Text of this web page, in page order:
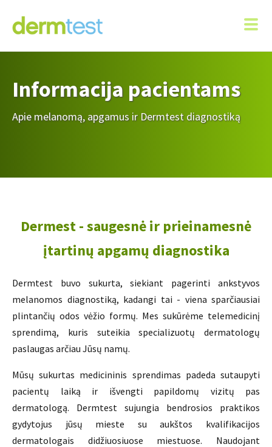
Informacija pacientams
Apie melanomą, apgamus ir Dermtest diagnostiką
Dermest - saugesnė ir prieinamesnė
įtartinų apgamų diagnostika
Dermtest buvo sukurta, siekiant pagerinti ankstyvos
melanomos diagnostiką, kadangi tai - viena sparčiausiai
plintančių odos vėžio formų. Mes sukūrėme telemedicinį
sprendimą, kuris suteikia specializuotų dermatologų
paslaugas arčiau Jūsų namų.
Mūsų sukurtas medicininis sprendimas padeda sutaupyti
pacientų laiką ir išvengti papildomų vizitų pas
dermatologą. Dermtest sujungia bendrosios praktikos
gydytojus jūsų mieste su aukštos kvalifikacijos
dermatologais didžiuosiuose miestuose. Naudojant